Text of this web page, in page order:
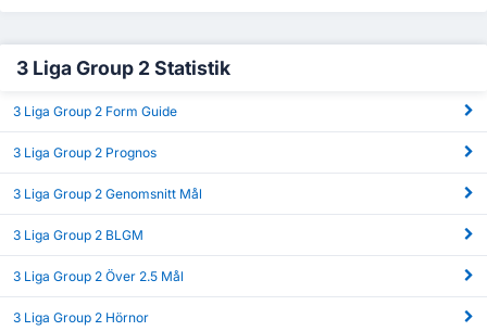
3 Liga Group 2 Statistik
3 Liga Group 2 Form Guide
3 Liga Group 2 Prognos
3 Liga Group 2 Genomsnitt Mål
3 Liga Group 2 BLGM
3 Liga Group 2 Över 2.5 Mål
3 Liga Group 2 Hörnor